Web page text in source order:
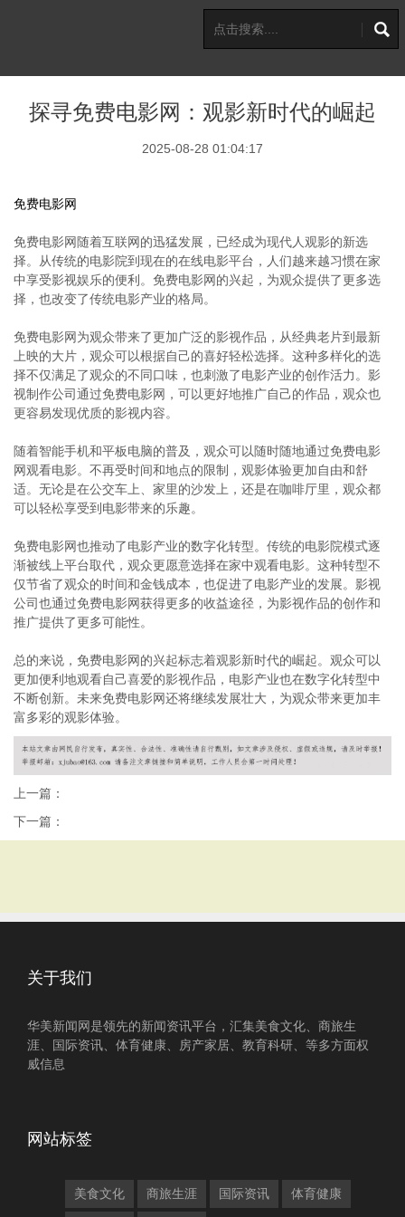
探寻免费电影网：观影新时代的崛起
2025-08-28 01:04:17
免费电影网
免费电影网随着互联网的迅猛发展，已经成为现代人观影的新选
择。从传统的电影院到现在的在线电影平台，人们越来越习惯在家
中享受影视娱乐的便利。免费电影网的兴起，为观众提供了更多选
择，也改变了传统电影产业的格局。
免费电影网为观众带来了更加广泛的影视作品，从经典老片到最新
上映的大片，观众可以根据自己的喜好轻松选择。这种多样化的选
择不仅满足了观众的不同口味，也刺激了电影产业的创作活力。影
视制作公司通过免费电影网，可以更好地推广自己的作品，观众也
更容易发现优质的影视内容。
随着智能手机和平板电脑的普及，观众可以随时随地通过免费电影
网观看电影。不再受时间和地点的限制，观影体验更加自由和舒
适。无论是在公交车上、家里的沙发上，还是在咖啡厅里，观众都
可以轻松享受到电影带来的乐趣。
免费电影网也推动了电影产业的数字化转型。传统的电影院模式逐
渐被线上平台取代，观众更愿意选择在家中观看电影。这种转型不
仅节省了观众的时间和金钱成本，也促进了电影产业的发展。影视
公司也通过免费电影网获得更多的收益途径，为影视作品的创作和
推广提供了更多可能性。
总的来说，免费电影网的兴起标志着观影新时代的崛起。观众可以
更加便利地观看自己喜爱的影视作品，电影产业也在数字化转型中
不断创新。未来免费电影网还将继续发展壮大，为观众带来更加丰
富多彩的观影体验。
上一篇：
下一篇：
关于我们
华美新闻网是领先的新闻资讯平台，汇集美食文化、商旅生
涯、国际资讯、体育健康、房产家居、教育科研、等多方面权
威信息
网站标签
美食文化 商旅生涯 国际资讯 体育健康